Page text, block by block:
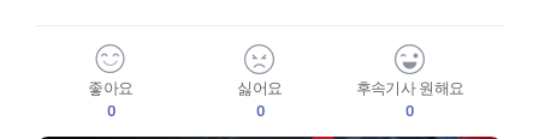
좋아요
0
싫어요
0
후속기사 원해요
0